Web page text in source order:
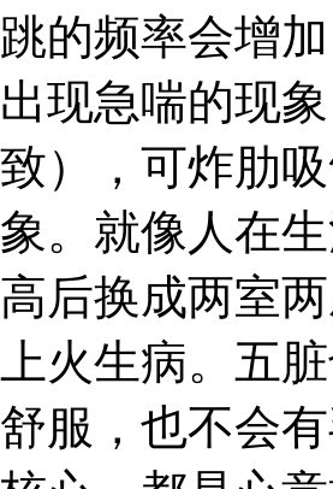
跳的频率会增
出现急喘的现
致），可炸肋
象。就像人在
高后换成两室
上火生病。五
舒服，也不会